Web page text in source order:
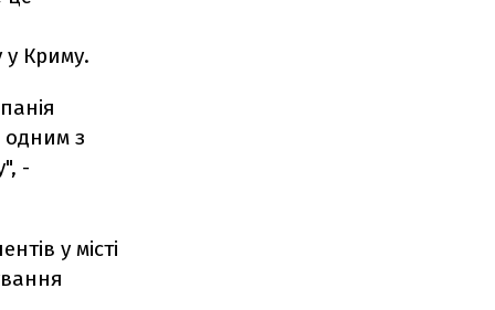
у Криму.
одним з
-
у місті